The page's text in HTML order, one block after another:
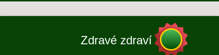
Zdravé zdraví